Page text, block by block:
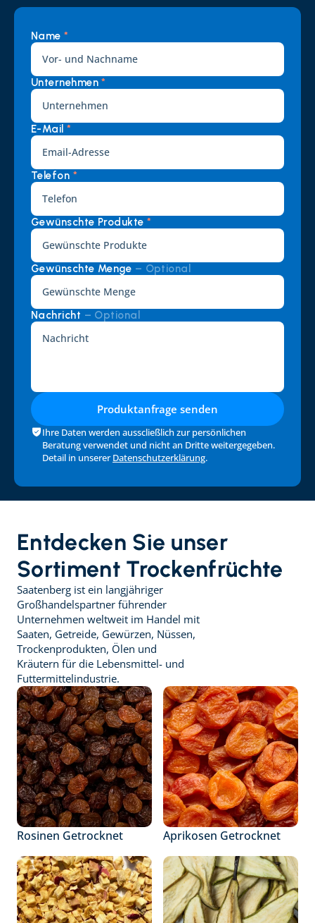
Name *
Unternehmen *
E-Mail *
Telefon *
Gewünschte Produkte *
Gewünschte Menge – Optional
Nachricht – Optional
Produktanfrage senden
Ihre Daten werden ausscließlich zur persönlichen
Beratung verwendet und nicht an Dritte weitergegeben.
Detail in unserer Datenschutzerklärung.
Entdecken Sie unser
Sortiment Trockenfrüchte
Saatenberg ist ein langjähriger
Großhandelspartner führender
Unternehmen weltweit im Handel mit
Saaten, Getreide, Gewürzen, Nüssen,
Trockenprodukten, Ölen und
Kräutern für die Lebensmittel- und
Futtermittelindustrie.
Rosinen Getrocknet Aprikosen Getrocknet